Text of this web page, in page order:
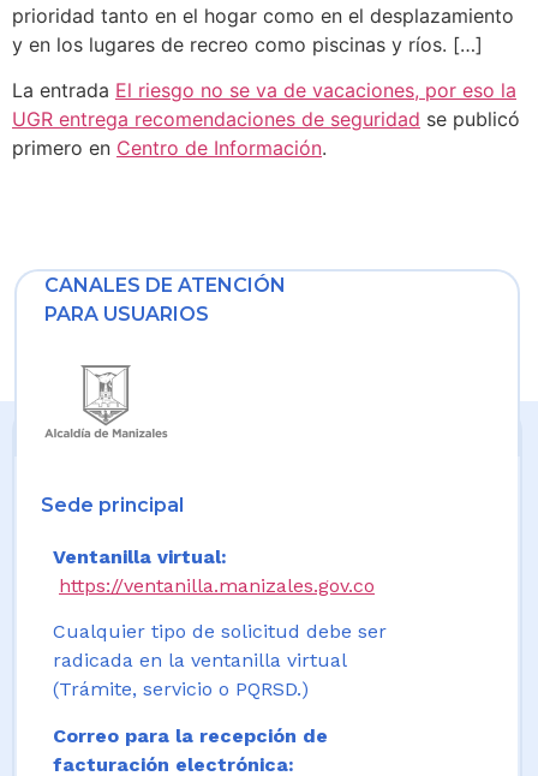
prioridad tanto en el hogar como en el desplazamiento
y en los lugares de recreo como piscinas y ríos. […]
La entrada El riesgo no se va de vacaciones, por eso la
UGR entrega recomendaciones de seguridad se publicó
primero en Centro de Información.
CANALES DE ATENCIÓN
PARA USUARIOS
Sede principal
Ventanilla virtual:
https://ventanilla.manizales.gov.co
Cualquier tipo de solicitud debe ser
radicada en la ventanilla virtual
(Trámite, servicio o PQRSD.)
Correo para la recepción de
facturación electrónica: